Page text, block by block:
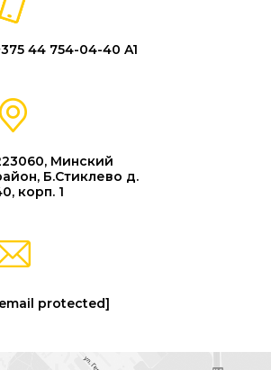
Минский
Б.Стиклево д.
корп. 1
44 754-04-40 A1
protected]